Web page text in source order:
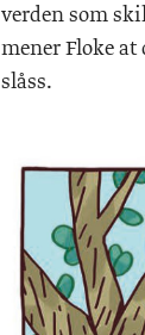
verden som
mener Floke at
slåss.